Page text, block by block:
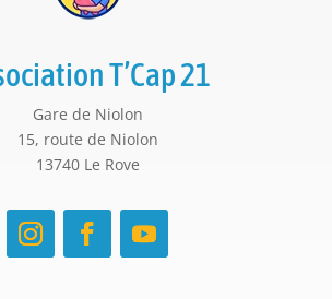
T’Cap 21
Gare de Niolon
15, route de Niolon
13740 Le Rove